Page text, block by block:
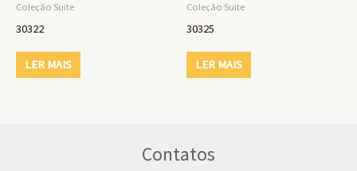
Coleção Suite
30322
LER MAIS
Coleção Suite
30325
LER MAIS
Contatos